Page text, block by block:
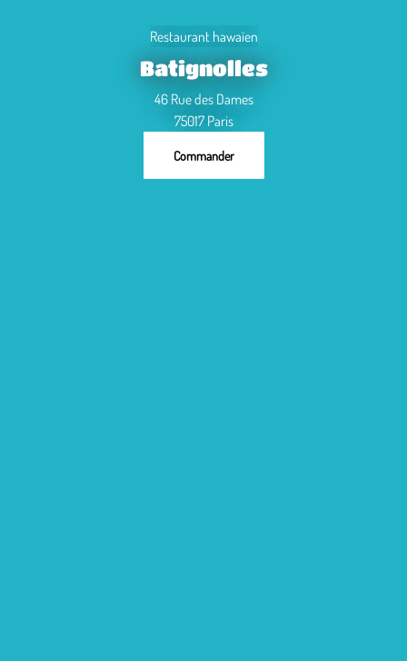
Restaurant hawaïen
Batignolles
46 Rue des Dames
75017 Paris
Commander